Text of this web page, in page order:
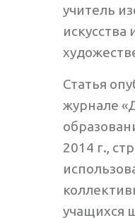
учитель
искусства
Статья
журнале
2014 г.,
учащихся